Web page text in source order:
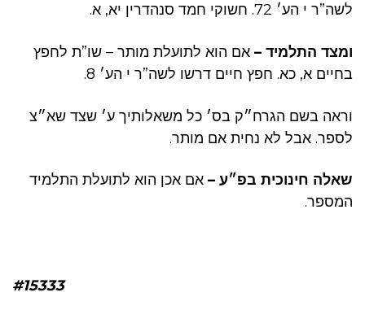
לשה”ר י הע׳ 72. חשוקי חמד סנהדרין יא, א.
ומצד התלמיד – אם הוא לתועלת מותר – שו”ת לחפץ
בחיים א, כא. חפץ חיים דרשו לשה”ר י הע׳ 8.
וראה בשם הגרח״ק בס׳ כל משאלותיך ע׳ שצד שא״צ
לספר. אבל לא נחית אם מותר.
שאלה חינוכית בפ״ע – אם אכן הוא לתועלת התלמיד
המספר.
#15333